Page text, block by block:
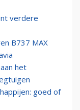
verdere
B737 MAX
het
goed of